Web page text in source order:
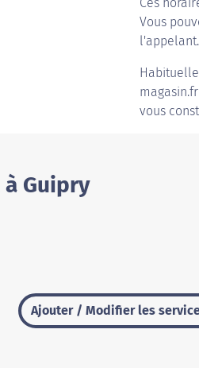
Vous
vous
Guipry
Ajouter / Modifier les